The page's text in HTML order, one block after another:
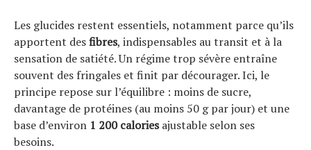
Les glucides restent essentiels, notamment parce qu’ils
apportent desfibres, indispensables au transit et à la
sensation de satiété. Un régime trop sévère entraîne
souvent des fringales et finit par décourager. Ici, le
principe repose sur l’équilibre : moins de sucre,
davantage de protéines (au moins 50 g par jour) et une
base d’environ 1 200 caloriesajustable selon ses
besoins.